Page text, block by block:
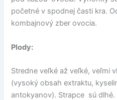
početné v spodnej časti kra.
kombajnový zber ovocia.
Plody:
Stredne veľké až veľké, veľmi
(vysoký obsah extraktu,
antokyanov). Strapce sú dlhé.